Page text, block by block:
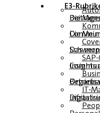
E3-
Die Menschen hinter den
Die Meinung der SAP-
Das
Insights aus der SAP-
Betriebswirtschaft und
IT-
Infrastruktur und